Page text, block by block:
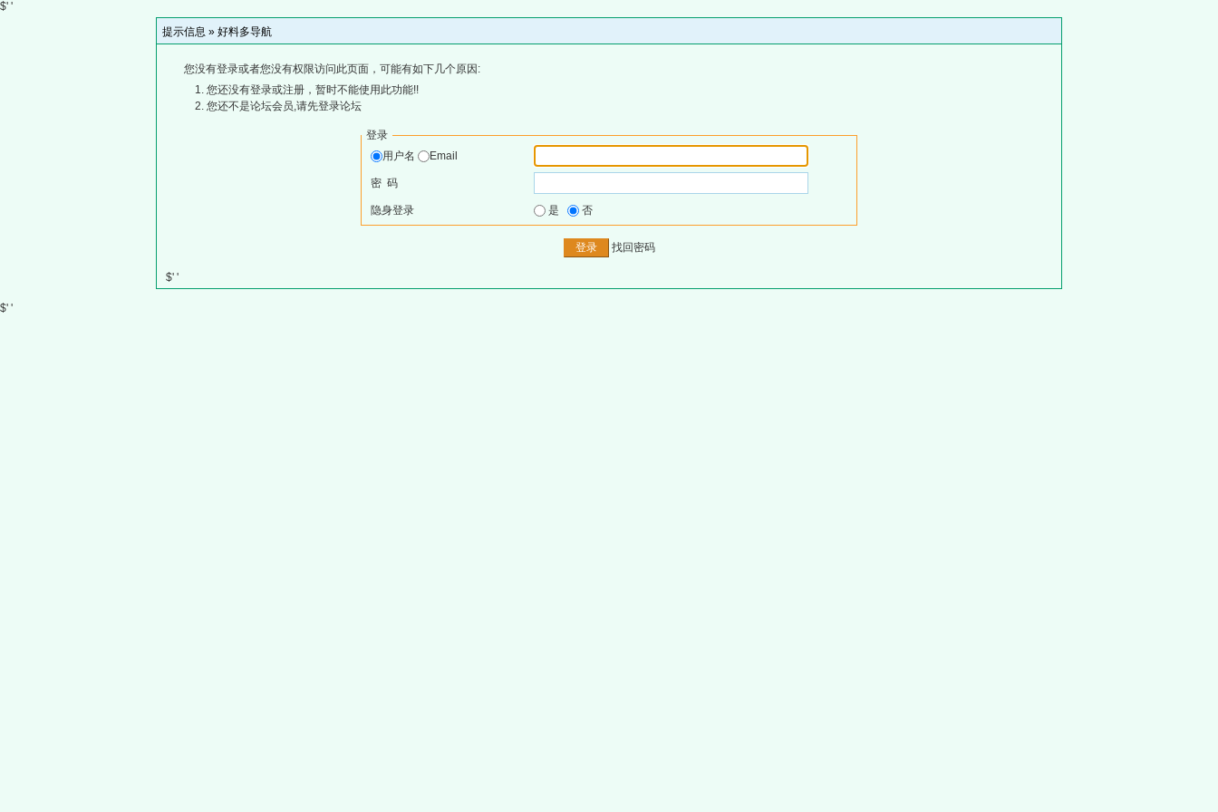
$' '
提示信息 » 好料多导航
您没有登录或者您没有权限访问此页面，可能有如下几个原因:
您还没有登录或注册，暂时不能使用此功能!!
您还不是论坛会员,请先登录论坛
登录
用户名
Email
密 码
隐身登录 是 否
找回密码
$' '
$' '